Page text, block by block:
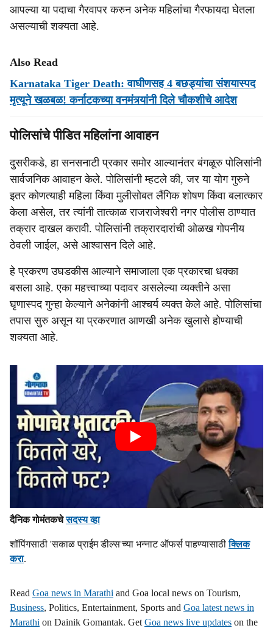
आपल्या या पदाचा गैरवापर करुन अनेक महिलांचा गैरफायदा घेतला
असल्याची शक्यता आहे.
Also Read
Karnataka Tiger Death: वाघीणसह 4 बछड्यांचा संशयास्पद
मृत्यूने खळबळ! कर्नाटकच्या वनमंत्र्यांनी दिले चौकशीचे आदेश
पोलिसांचे पीडित महिलांना आवाहन
दुसरीकडे, हा सनसनाटी प्रकार समोर आल्यानंतर बंगळूरु पोलिसांनी
सार्वजनिक आवाहन केले. पोलिसांनी म्हटले की, जर या योग गुरुने
इतर कोणत्याही महिला किंवा मुलीसोबत लैंगिक शोषण किंवा बलात्कार
केला असेल, तर त्यांनी तात्काळ राजराजेश्वरी नगर पोलीस ठाण्यात
तक्रार दाखल करावी. पोलिसांनी तक्रारदारांची ओळख गोपनीय
ठेवली जाईल, असे आश्वासन दिले आहे.
हे प्रकरण उघडकीस आल्याने समाजाला एक प्रकारचा धक्का
बसला आहे. एका महत्त्वाच्या पदावर असलेल्या व्यक्तीने असा
घृणास्पद गुन्हा केल्याने अनेकांनी आश्चर्य व्यक्त केले आहे. पोलिसांचा
तपास सुरु असून या प्रकरणात आणखी अनेक खुलासे होण्याची
शक्यता आहे.
दैनिक गोमंतकचेसदस्य व्हा
शॉपिंगसाठी 'सकाळ प्राईम डील्स'च्या भन्नाट ऑफर्स पाहण्यासाठीक्लिक
करा.
Read Goa news in Marathi and Goa local news on Tourism,
Business, Politics, Entertainment, Sports and Goa latest news in
Marathi on Dainik Gomantak. Get Goa news live updates on the